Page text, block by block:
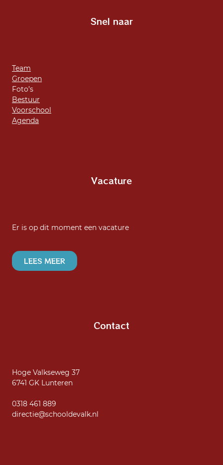
Snel naar
Team
Groepen
Foto’s
Bestuur
Voorschool
Agenda
Vacature
Er is op dit moment een vacature
LEES MEER
Contact
Hoge Valkseweg 37
6741 GK Lunteren
0318 461 889
directie@schooldevalk.nl